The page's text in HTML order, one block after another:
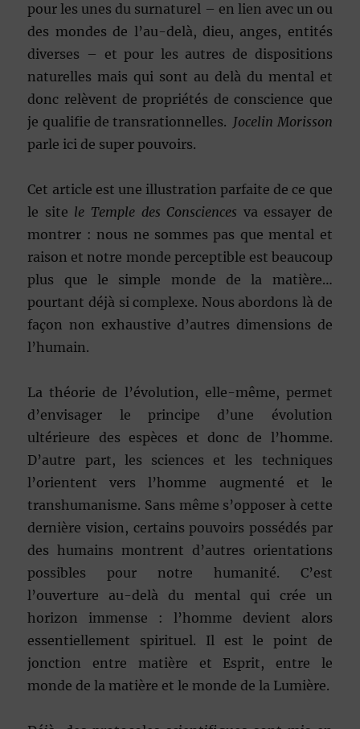
pour les unes du surnaturel – en lien avec un ou
des mondes de l’au-delà, dieu, anges, entités
diverses – et pour les autres de dispositions
naturelles mais qui sont au delà du mental et
donc relèvent de propriétés de conscience que
je qualifie de transrationnelles. Jocelin Morisson
parle ici de super pouvoirs.
Cet article est une illustration parfaite de ce que
le site le Temple des Consciences va essayer de
montrer : nous ne sommes pas que mental et
raison et notre monde perceptible est beaucoup
plus que le simple monde de la matière…
pourtant déjà si complexe. Nous abordons là de
façon non exhaustive d’autres dimensions de
l’humain.
La théorie de l’évolution, elle-même, permet
d’envisager le principe d’une évolution
ultérieure des espèces et donc de l’homme.
D’autre part, les sciences et les techniques
l’orientent vers l’homme augmenté et le
transhumanisme. Sans même s’opposer à cette
dernière vision, certains pouvoirs possédés par
des humains montrent d’autres orientations
possibles pour notre humanité. C’est
l’ouverture au-delà du mental qui crée un
horizon immense : l’homme devient alors
essentiellement spirituel. Il est le point de
jonction entre matière et Esprit, entre le
monde de la matière et le monde de la Lumière.